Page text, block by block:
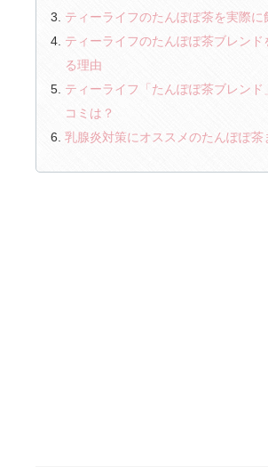
ティーライフのたんぽぽ茶を実際に
ティーライフのたんぽぽ茶ブレンド
る理由
ティーライフ「たんぽぽ茶ブレンド
コミは？
乳腺炎対策にオススメのたんぽぽ茶